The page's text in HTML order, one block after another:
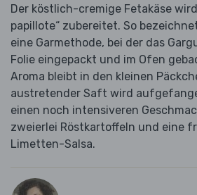
Der köstlich-cremige Fetakäse
papillote“ zubereitet. So
eine Garmethode, bei der das
Folie eingepackt und im Ofen
Aroma bleibt in den kleinen
austretender Saft wird
einen noch intensiveren
zweierlei Röstkartoffeln und eine
Limetten-Salsa.